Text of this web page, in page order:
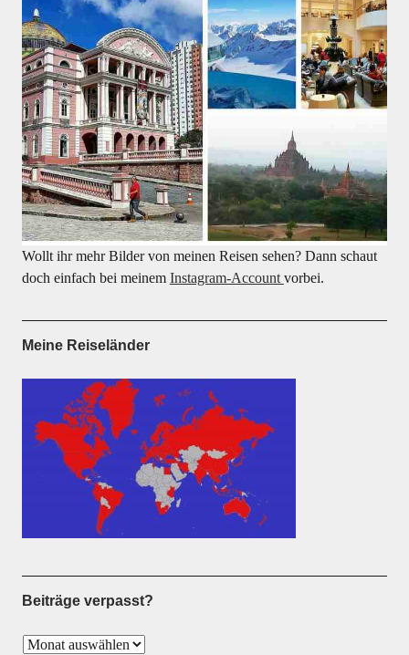
Wollt ihr mehr Bilder von meinen Reisen sehen? Dann schaut
doch einfach bei meinem Instagram-Account vorbei.
Meine Reiseländer
Beiträge verpasst?